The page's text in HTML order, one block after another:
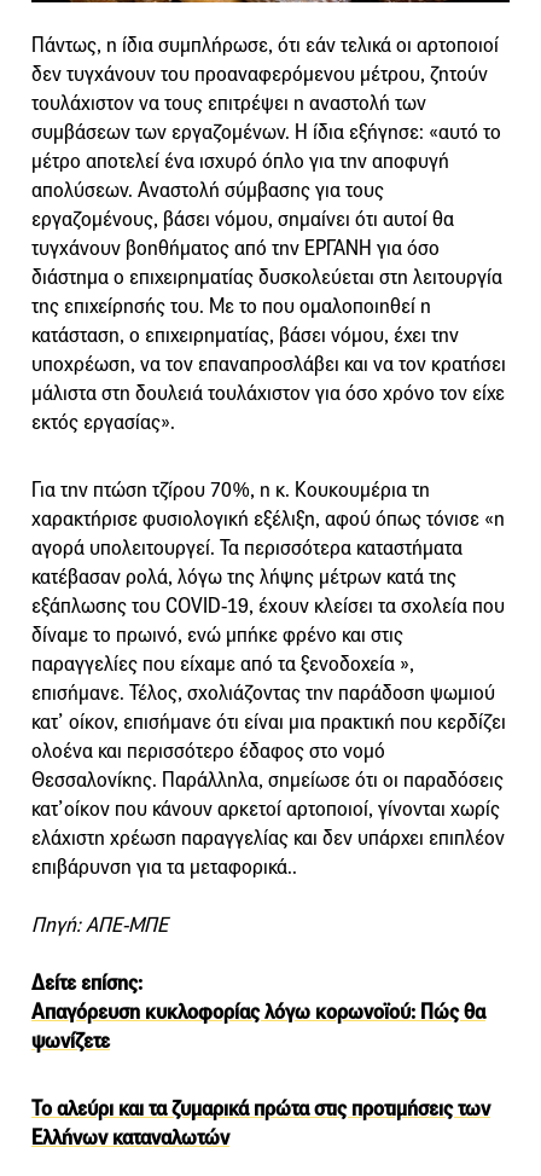
Πάντως, η ίδια συμπλήρωσε, ότι εάν τελικά οι αρτοποιοί
δεν τυγχάνουν του προαναφερόμενου μέτρου, ζητούν
τουλάχιστον να τους επιτρέψει η αναστολή των
συμβάσεων των εργαζομένων. Η ίδια εξήγησε: «αυτό το
μέτρο αποτελεί ένα ισχυρό όπλο για την αποφυγή
απολύσεων. Αναστολή σύμβασης για τους
εργαζομένους, βάσει νόμου, σημαίνει ότι αυτοί θα
τυγχάνουν βοηθήματος από την ΕΡΓΑΝΗ για όσο
διάστημα ο επιχειρηματίας δυσκολεύεται στη λειτουργία
της επιχείρησής του. Με το που ομαλοποιηθεί η
κατάσταση, ο επιχειρηματίας, βάσει νόμου, έχει την
υποχρέωση, να τον επαναπροσλάβει και να τον κρατήσει
μάλιστα στη δουλειά τουλάχιστον για όσο χρόνο τον είχε
εκτός εργασίας».
Για την πτώση τζίρου 70%, η κ. Κουκουμέρια τη
χαρακτήρισε φυσιολογική εξέλιξη, αφού όπως τόνισε «η
αγορά υπολειτουργεί. Τα περισσότερα καταστήματα
κατέβασαν ρολά, λόγω της λήψης μέτρων κατά της
εξάπλωσης του COVID-19, έχουν κλείσει τα σχολεία που
δίναμε το πρωινό, ενώ μπήκε φρένο και στις
παραγγελίες που είχαμε από τα ξενοδοχεία »,
επισήμανε. Τέλος, σχολιάζοντας την παράδοση ψωμιού
κατ’ οίκον, επισήμανε ότι είναι μια πρακτική που κερδίζει
ολοένα και περισσότερο έδαφος στο νομό
Θεσσαλονίκης. Παράλληλα, σημείωσε ότι οι παραδόσεις
κατ’οίκον που κάνουν αρκετοί αρτοποιοί, γίνονται χωρίς
ελάχιστη χρέωση παραγγελίας και δεν υπάρχει επιπλέον
επιβάρυνση για τα μεταφορικά..
Πηγή: ΑΠΕ-ΜΠΕ
Δείτε επίσης:
Απαγόρευση κυκλοφορίας λόγω κορωνοϊού: Πώς θα
ψωνίζετε
Το αλεύρι και τα ζυμαρικά πρώτα στις προτιμήσεις των
Ελλήνων καταναλωτών